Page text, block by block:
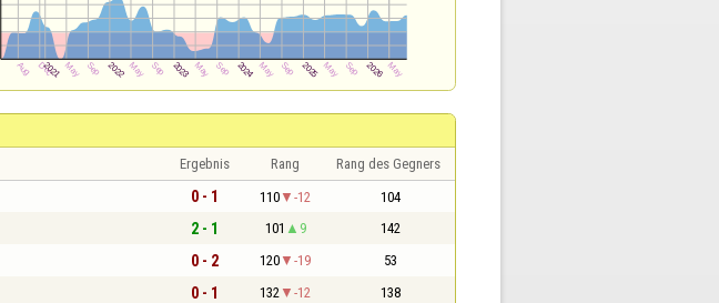
Ergebnis Rang Rang des Gegners
0 - 1 110 -12 104
2 - 1 101 9 142
0 - 2 120 -19 53
0 - 1 132 -12 138